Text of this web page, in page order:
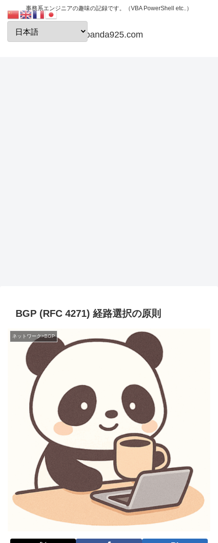
事務系エンジニアの趣味の記録です。（VBA PowerShell etc..）
papanda925.com
BGP (RFC 4271) 経路選択の原則
ネットワーク>BGP